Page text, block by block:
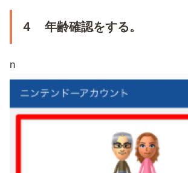
４ 年齢確認をする。
n